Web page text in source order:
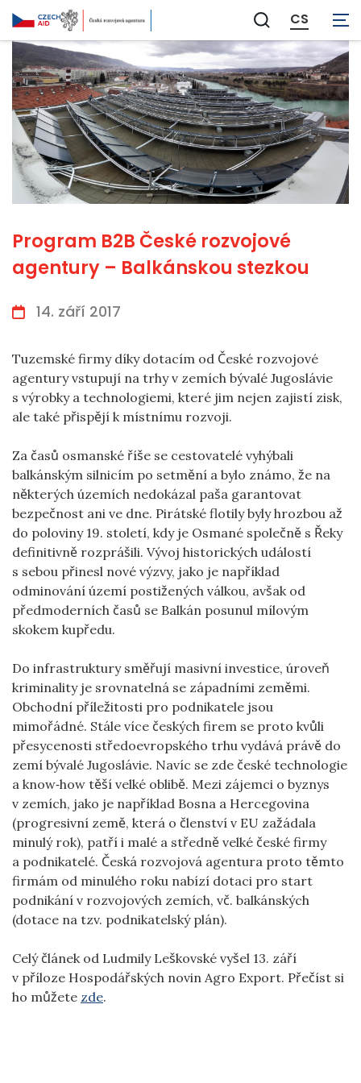
Zobrazit
vyhledávání
CS
Program B2B České rozvojové
agentury – Balkánskou stezkou
14. září 2017
Tuzemské firmy díky dotacím od České rozvojové
agentury vstupují na trhy v zemích bývalé Jugoslávie
s výrobky a technologiemi, které jim nejen zajistí zisk,
ale také přispějí k místnímu rozvoji.
Za časů osmanské říše se cestovatelé vyhýbali
balkánským silnicím po setmění a bylo známo, že na
některých územích nedokázal paša garantovat
bezpečnost ani ve dne. Pirátské flotily byly hrozbou až
do poloviny 19. století, kdy je Osmané společně s Řeky
definitivně rozprášili. Vývoj historických událostí
s sebou přinesl nové výzvy, jako je například
odminování území postižených válkou, avšak od
předmoderních časů se Balkán posunul mílovým
skokem kupředu.
Do infrastruktury směřují masivní investice, úroveň
kriminality je srovnatelná se západními zeměmi.
Obchodní příležitosti pro podnikatele jsou
mimořádné. Stále více českých firem se proto kvůli
přesycenosti středoevropského trhu vydává právě do
zemí bývalé Jugoslávie. Navíc se zde české technologie
a know‑how těší velké oblibě. Mezi zájemci o byznys
v zemích, jako je například Bosna a Hercegovina
(progresivní země, která o členství v EU zažádala
minulý rok), patří i malé a středně velké české firmy
a podnikatelé. Česká rozvojová agentura proto těmto
firmám od minulého roku nabízí dotaci pro start
podnikání v rozvojových zemích, vč. balkánských
(dotace na tzv. podnikatelský plán).
Celý článek od Ludmily Leškovské vyšel 13. září
v příloze Hospodářských novin Agro Export. Přečíst si
ho můžete zde.